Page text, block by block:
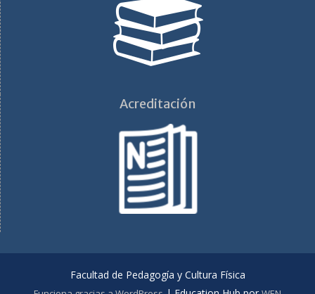
Acreditación
Facultad de Pedagogía y Cultura Física